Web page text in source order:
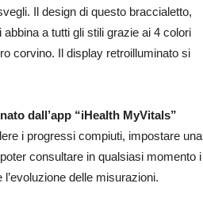
Il design di questo braccialetto,
abbina a tutti gli stili grazie ai 4 colori
corvino. Il display retroilluminato si
dall’app “iHealth MyVitals”
i progressi compiuti, impostare una
consultare in qualsiasi momento i
delle misurazioni.